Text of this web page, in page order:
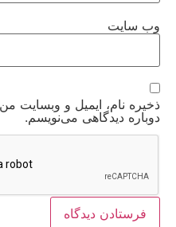
وب‌ سایت
ذخیره نام، ایمیل و وبسایت
دوباره دیدگاهی می‌نویسم.